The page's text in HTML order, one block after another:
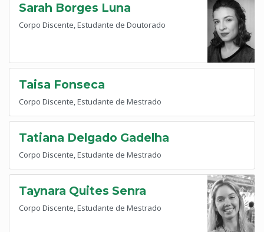
Sarah Borges Luna
Corpo Discente, Estudante de Doutorado
Taisa Fonseca
Corpo Discente, Estudante de Mestrado
Tatiana Delgado Gadelha
Corpo Discente, Estudante de Mestrado
Taynara Quites Senra
Corpo Discente, Estudante de Mestrado